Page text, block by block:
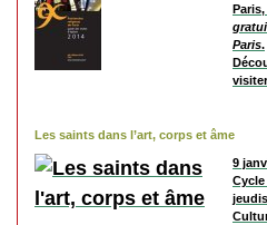
Paris.
Les saints dans l’art, corps et âme
9